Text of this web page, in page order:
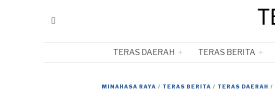
TERAS DAERAH TERAS BERITA
MINAHASA RAYA / TERAS BERITA / TERAS DAERAH /